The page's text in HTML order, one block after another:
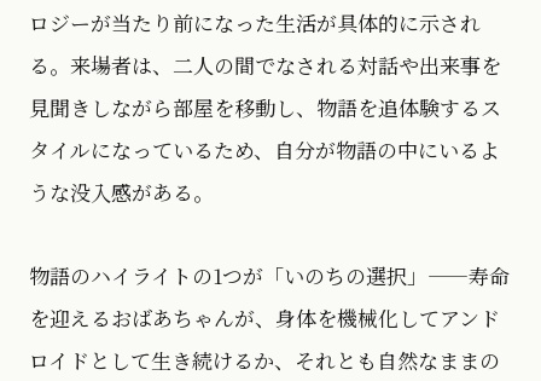
ロジーが当たり前になった生活が具体的に示され
る。来場者は、二人の間でなされる対話や出来事を
見聞きしながら部屋を移動し、物語を追体験するス
タイルになっているため、自分が物語の中にいるよ
うな没入感がある。
物語のハイライトの1つが「いのちの選択」——寿命
を迎えるおばあちゃんが、身体を機械化してアンド
ロイドとして生き続けるか、それとも自然なままの